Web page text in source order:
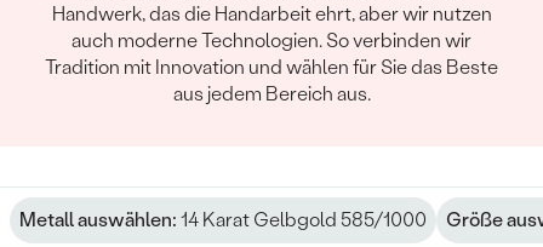
Handwerk, das die Handarbeit ehrt, aber wir nutzen
auch moderne Technologien. So verbinden wir
Tradition mit Innovation und wählen für Sie das Beste
aus jedem Bereich aus.
Metall auswählen: 14 Karat Gelbgold 585/1000 Größe